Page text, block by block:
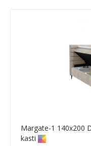
Margate-1 140x200
kasti